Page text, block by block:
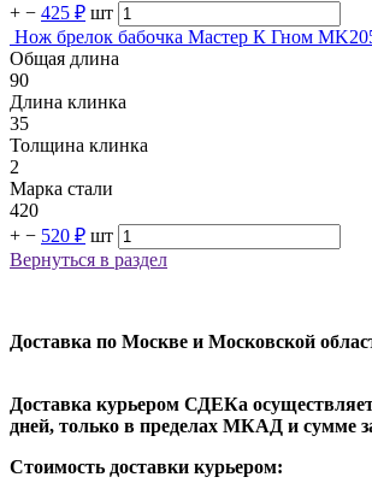
+ − 425 ₽ шт
Нож брелок бабочка Мастер К Гном
Общая длина
90
Длина клинка
35
Толщина клинка
2
Марка стали
420
+ − 520 ₽ шт
Вернуться в раздел
Доставка по Москве и Московской
Доставка курьером СДЕКа
дней, только в пределах МКАД и сумме
Стоимость доставки курьером: